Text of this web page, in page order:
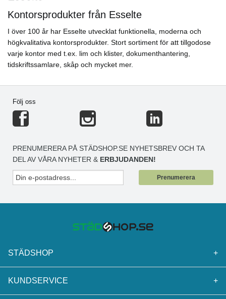
Kontorsprodukter från Esselte
I över 100 år har Esselte utvecklat funktionella, moderna och
högkvalitativa kontorsprodukter. Stort sortiment för att tillgodose
varje kontor med t.ex. lim och klister, dokumenthantering,
tidskriftssamlare, skåp och mycket mer.
Följ oss
PRENUMERERA PÅ STÄDSHOP.SE NYHETSBREV OCH TA
DEL AV VÅRA NYHETER & ERBJUDANDEN!
Prenumerera
STÄDSHOP +
KUNDSERVICE +